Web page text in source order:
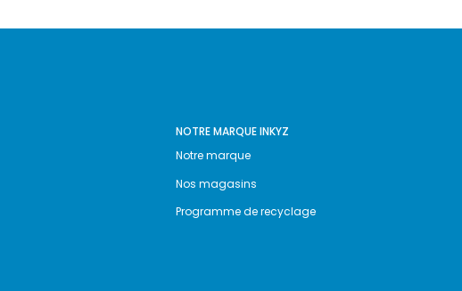
NOTRE MARQUE INKYZ
Notre marque
Nos magasins
Programme de recyclage